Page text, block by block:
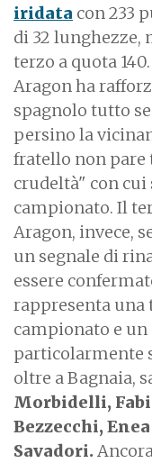
iridata con 233
di 32 lunghezze,
terzo a quota
Aragon ha
spagnolo tutto
persino la
fratello non
crudeltà" con
campionato. Il
Aragon, invece,
un segnale di
essere
rappresenta una
campionato e
particolarmente
oltre a Bagnaia,
Morbidelli,
Bezzecchi,
Savadori.